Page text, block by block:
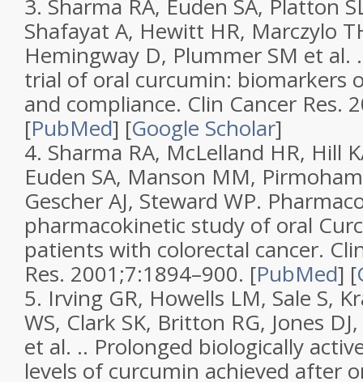
3. Sharma RA, Euden SA, Platton
Shafayat A, Hewitt HR, Marczylo
Hemingway D, Plummer SM et al.
trial of oral curcumin: biomarkers
and compliance. Clin Cancer Res.
[PubMed] [Google Scholar]
4. Sharma RA, McLelland HR, Hill
Euden SA, Manson MM,
Gescher AJ, Steward WP.
pharmacokinetic study of oral
patients with colorectal cancer.
Res. 2001;7:1894–900. [PubMed] [
5. Irving GR, Howells LM, Sale S,
WS, Clark SK, Britton RG, Jones
et al. .. Prolonged biologically
levels of curcumin achieved after